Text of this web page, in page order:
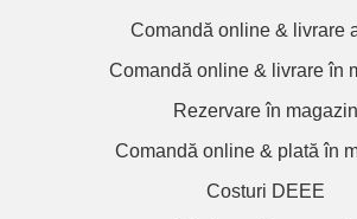
Comandă online & livrare
Comandă online & livrare în
Rezervare în magazin
Comandă online & plată în
Costuri DEEE